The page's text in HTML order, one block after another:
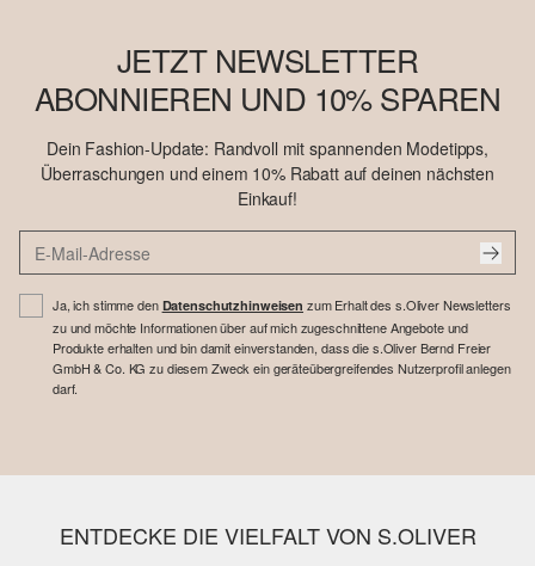
JETZT NEWSLETTER
ABONNIEREN UND 10% SPAREN
Dein Fashion-Update: Randvoll mit spannenden Modetipps,
Überraschungen und einem 10% Rabatt auf deinen nächsten
Einkauf!
Ja, ich stimme den Datenschutzhinweisen zum Erhalt des s.Oliver Newsletters
zu und möchte Informationen über auf mich zugeschnittene Angebote und
Produkte erhalten und bin damit einverstanden, dass die s.Oliver Bernd Freier
GmbH & Co. KG zu diesem Zweck ein geräteübergreifendes Nutzerprofil anlegen
darf.
ENTDECKE DIE VIELFALT VON S.OLIVER